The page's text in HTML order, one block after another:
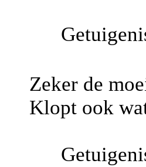
Zeker de
Klopt ook